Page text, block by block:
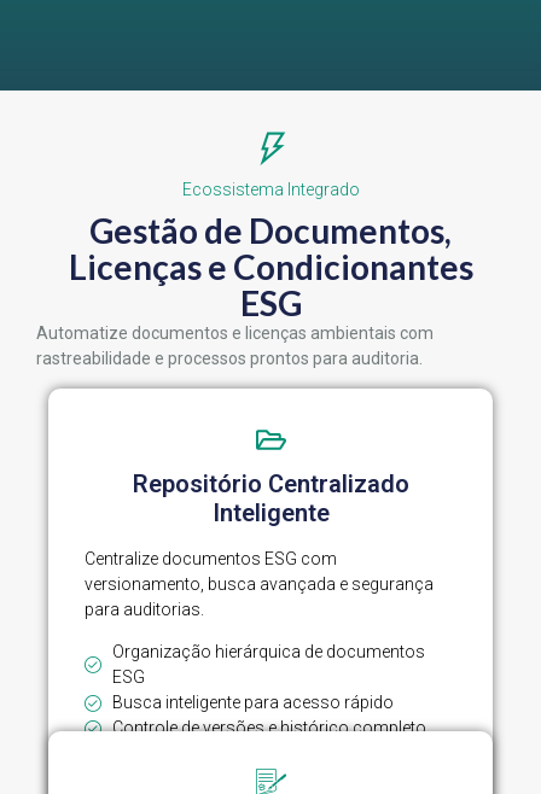
Ecossistema Integrado
Gestão de Documentos,
Licenças e Condicionantes
ESG
Automatize documentos e licenças ambientais com
rastreabilidade e processos prontos para auditoria.
Repositório Centralizado
Inteligente
Centralize documentos ESG com
versionamento, busca avançada e segurança
para auditorias.
Organização hierárquica de documentos
ESG
Busca inteligente para acesso rápido
Controle de versões e histórico completo